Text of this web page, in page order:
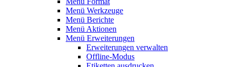
Menü Werkzeuge
Menü Berichte
Menü Aktionen
Menü Erweiterungen
Erweiterungen verwalten
Offline-Modus